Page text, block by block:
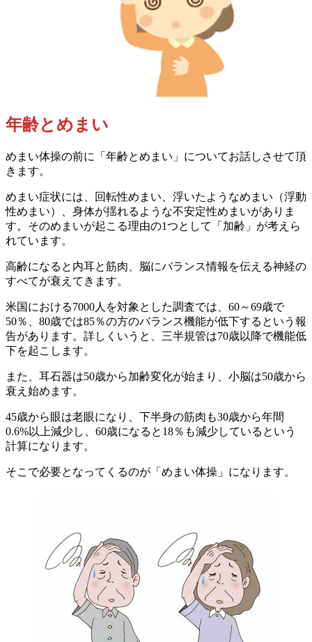
年齢とめまい
めまい体操の前に「年齢とめまい」についてお話しさせて頂
きます。
めまい症状には、回転性めまい、浮いたようなめまい（浮動
性めまい）、身体が揺れるような不安定性めまいがありま
す。そのめまいが起こる理由の1つとして「加齢」が考えら
れています。
高齢になると内耳と筋肉、脳にバランス情報を伝える神経の
すべてが衰えてきます。
米国における7000人を対象とした調査では、60～69歳で
50％、80歳では85％の方のバランス機能が低下するという報
告があります。詳しくいうと、三半規管は70歳以降で機能低
下を起こします。
また、耳石器は50歳から加齢変化が始まり、小脳は50歳から
衰え始めます。
45歳から眼は老眼になり、下半身の筋肉も30歳から年間
0.6%以上減少し、60歳になると18％も減少しているという
計算になります。
そこで必要となってくるのが「めまい体操」になります。